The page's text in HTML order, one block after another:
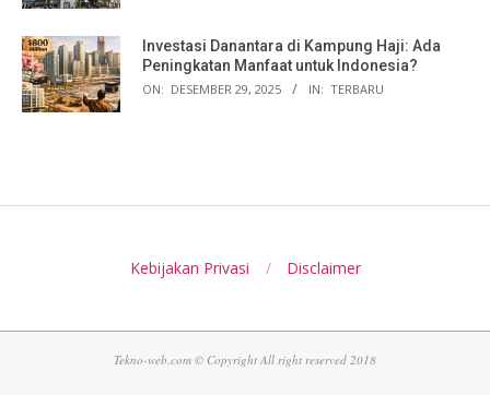
Investasi Danantara di Kampung Haji: Ada
Peningkatan Manfaat untuk Indonesia?
ON: DESEMBER 29, 2025 IN: TERBARU
Kebijakan Privasi Disclaimer
Tekno-web.com © Copyright All right reserved 2018